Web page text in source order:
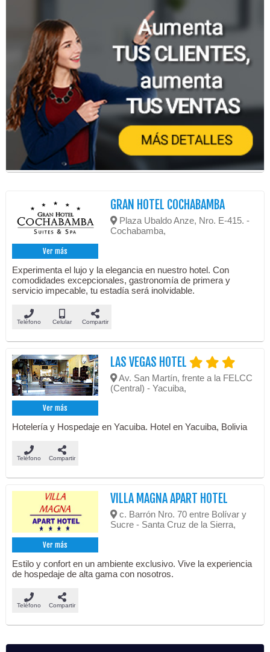
Ver más
GRAN HOTEL COCHABAMBA
Plaza Ubaldo Anze, Nro. E-415. -
Cochabamba,
Experimenta el lujo y la elegancia en nuestro hotel. Con
comodidades excepcionales, gastronomía de primera y
servicio impecable, tu estadía será inolvidable.
Teléfono Celular Compartir
Ver más
LAS VEGAS HOTEL
Av. San Martín, frente a la FELCC
(Central) - Yacuiba,
Hotelería y Hospedaje en Yacuiba. Hotel en Yacuiba, Bolivia
Teléfono Compartir
Ver más
VILLA MAGNA APART HOTEL
c. Barrón Nro. 70 entre Bolívar y
Sucre - Santa Cruz de la Sierra,
Estilo y confort en un ambiente exclusivo. Vive la experiencia
de hospedaje de alta gama con nosotros.
Teléfono Compartir